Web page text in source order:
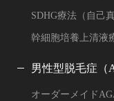
SDHG療法（自己
幹細胞培養上清液
男性型脱毛症（
オーダーメイド